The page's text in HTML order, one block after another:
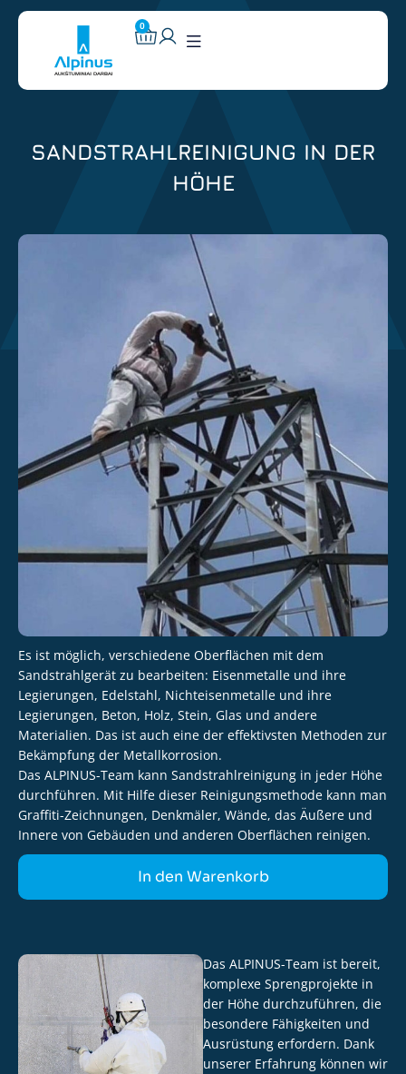
0
SANDSTRAHLREINIGUNG IN DER
HÖHE
Es ist möglich, verschiedene Oberflächen mit dem
Sandstrahlgerät zu bearbeiten: Eisenmetalle und ihre
Legierungen, Edelstahl, Nichteisenmetalle und ihre
Legierungen, Beton, Holz, Stein, Glas und andere
Materialien. Das ist auch eine der effektivsten Methoden zur
Bekämpfung der Metallkorrosion.
Das ALPINUS-Team kann Sandstrahlreinigung in jeder Höhe
durchführen. Mit Hilfe dieser Reinigungsmethode kann man
Graffiti-Zeichnungen, Denkmäler, Wände, das Äußere und
Innere von Gebäuden und anderen Oberflächen reinigen.
In den Warenkorb
Das ALPINUS-Team ist bereit,
komplexe Sprengprojekte in
der Höhe durchzuführen, die
besondere Fähigkeiten und
Ausrüstung erfordern. Dank
unserer Erfahrung können wir